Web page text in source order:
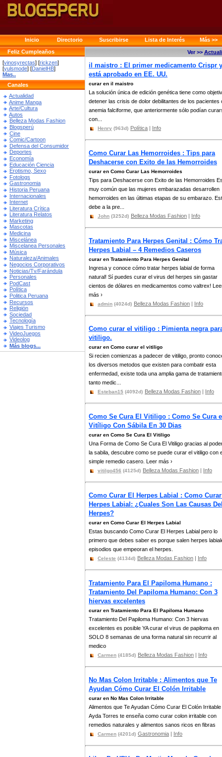
Inicio Directorio Suscribirse Lista de Interés
Más >>
Feliz Cumpleaños
[vinosyrectas] [rickzen]
[yulsmode] [DanielHB]
Mas..
Canales
Actualidad
Anime Manga
Arte/Cultura
Autos
Belleza Modas Fashion
Blogsperú
Cine
Comic/Cartoon
Defensa del Consumidor
Deportes
Economía
Educación Ciencia
Erotismo, Sexo
Fotologs
Gastronomia
Historia Peruana
Internacionales
Internet
Literatura Crítica
Literatura Relatos
Marketing
Mascotas
Medicina
Miscelánea
Miscelanea Personales
Música
Naturaleza/Animales
Negocios Corporativos
Noticias/Tv/Farándula
Personales
PodCast
Política
Politica Peruana
Recursos
Religión
Sociedad
Tecnología
Viajes Turismo
VideoJuegos
Videolog
Más blogs...
Ver >>
il maistro : El primer medicamento Crispr
está aprobado en EE. UU.
curar en il maistro
La solución única de edición genética tiene como
detener las crisis de dolor debilitantes de los pacientes
anemia falciforme, que anteriormente sólo podían
con...
Henry (963d) Política | Info
Como Curar Las Hemorroides : Tips para
Deshacerse con Exito de las Hemorroides
curar en Como Curar Las Hemorroides
Tips para Deshacerse con Exito de las Hemorroides
muy común que las mujeres embarazadas desarrollen
hemorroides en las últimas etapas de su embarazo.
debe a la pre...
John (3252d) Belleza Modas Fashion | Info
Tratamiento Para Herpes Genital : Cómo
Herpes Labial – 4 Remedios Caseros
curar en Tratamiento Para Herpes Genital
Ingresa y conoce cómo tratar herpes labial de forma
natural! Sí puedes curar el virus del herpes sin gastar
cientos de dólares en medicamentos como valtrex!
más ›
admin (4024d) Belleza Modas Fashion | Info
Como curar el vitiligo : Pimienta negra
vitiligo.
curar en Como curar el vitiligo
Si recien comienzas a padecer de vitiligo, pronto
los diversos metodos que existen para combatir esta
enfermedad, existe toda una amplia gama de
tanto medic...
Esteban15 (4092d) Belleza Modas Fashion | Info
Como Se Cura El Vitiligo : Como Se Cura
Vitíligo Con Sábila En 30 Dias
curar en Como Se Cura El Vitiligo
Una Forma de Como Se Cura El Vitiligo gracias al
la sabila, descubre como se puede curar el vitiligo con
simple remedio casero. Leer más ›
vitilgo456 (4125d) Belleza Modas Fashion | Info
Como Curar El Herpes Labial : Como
Herpes Labial: ¿Cuales Son Las Causas
Herpes?
curar en Como Curar El Herpes Labial
Estas buscando Como Curar El Herpes Labial pero lo
primero que debes saber es porque salen herpes
episodios que empeoran el herpes.
Celeste (4134d) Belleza Modas Fashion | Info
Tratamiento Para El Papiloma Humano :
Tratamiento Del Papiloma Humano: Con 3
hiervas excelentes
curar en Tratamiento Para El Papiloma Humano
Tratamiento Del Papiloma Humano: Con 3 hiervas
excelentes es posible YA curar el virus de papiloma en
SOLO 8 semanas de una forma natural sin recurrir al
medico
Carmen (4185d) Belleza Modas Fashion | Info
No Mas Colon Irritable : Alimentos que Te
Ayudan Cómo Curar El Colón Irritable
curar en No Mas Colon Irritable
Alimentos que Te Ayudan Cómo Curar El Colón Irritable
Ayda Torres te enseña como curar colon irritable con
remedios naturales y alimentos sanos ricos en fibras
Carmen (4201d) Gastronomia | Info